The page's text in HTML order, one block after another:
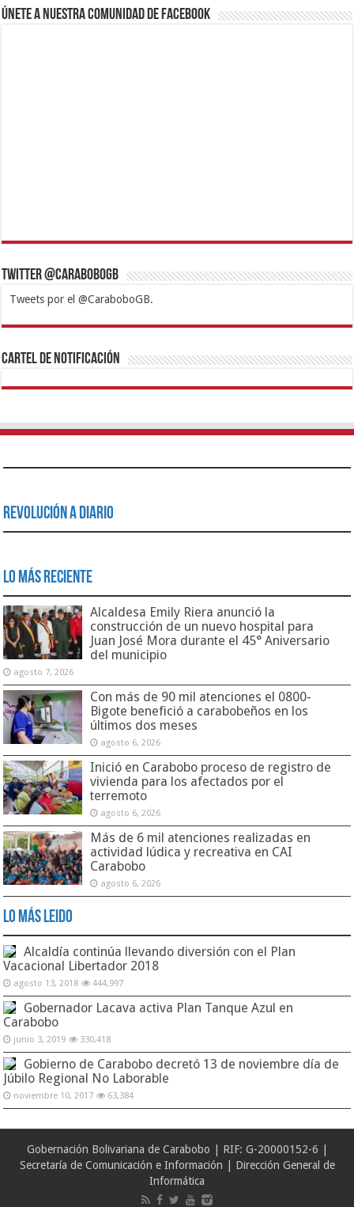
Únete a nuestra comunidad de Facebook
Twitter @CaraboboGB
Tweets por el @CaraboboGB.
1xbetBetturkeyBetistKralbetSupertotobetTipobetMatadorbetMariobet
https://mvbcasino.com/
Cartel de Notificación
Revolución a Diario
Lo Más Reciente
Alcaldesa Emily Riera anunció la
construcción de un nuevo hospital para
Juan José Mora durante el 45° Aniversario
del municipio
agosto 7, 2026
Con más de 90 mil atenciones el 0800-
Bigote benefició a carabobeños en los
últimos dos meses
agosto 6, 2026
Inició en Carabobo proceso de registro de
vivienda para los afectados por el
terremoto
agosto 6, 2026
Más de 6 mil atenciones realizadas en
actividad lúdica y recreativa en CAI
Carabobo
agosto 6, 2026
Lo Más Leido
Alcaldía continúa llevando diversión con el Plan
Vacacional Libertador 2018
agosto 13, 2018 444,997
Gobernador Lacava activa Plan Tanque Azul en
Carabobo
junio 3, 2019 330,418
Gobierno de Carabobo decretó 13 de noviembre día de
Júbilo Regional No Laborable
noviembre 10, 2017 63,384
Gobernación Bolivariana de Carabobo | RIF: G-20000152-6 |
Secretaría de Comunicación e Información | Dirección General de
Informática